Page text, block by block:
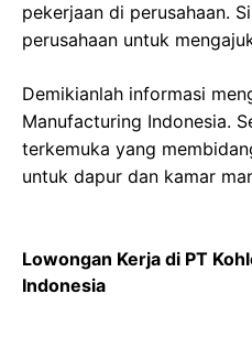
pekerjaan di perusahaan.
perusahaan untuk
Demikianlah informasi
Manufacturing Indonesia.
terkemuka yang
untuk dapur dan kamar
Lowongan Kerja di PT
Indonesia